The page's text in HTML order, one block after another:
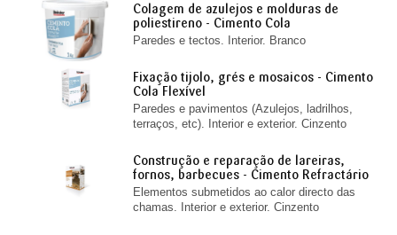
Colagem de azulejos e molduras de
poliestireno - Cimento Cola
Paredes e tectos. Interior. Branco
Fixação tijolo, grés e mosaicos - Cimento
Cola Flexível
Paredes e pavimentos (Azulejos, ladrilhos,
terraços, etc). Interior e exterior. Cinzento
Construção e reparação de lareiras,
fornos, barbecues - Cimento Refractário
Elementos submetidos ao calor directo das
chamas. Interior e exterior. Cinzento